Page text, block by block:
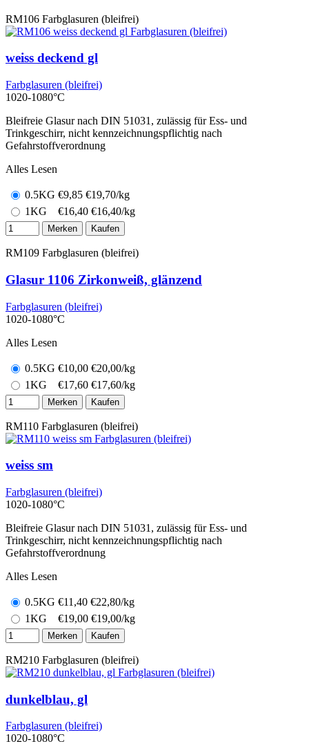
RM106 Farbglasuren (bleifrei)
weiss deckend gl
Farbglasuren (bleifrei)
1020-1080°C
Bleifreie Glasur nach DIN 51031, zulässig für Ess- und
Trinkgeschirr, nicht kennzeichnungspflichtig nach
Gefahrstoffverordnung
Alles Lesen
0.5KG €9,85 €19,70/kg
1KG
€16,40 €16,40/kg
Merken Kaufen
RM109 Farbglasuren (bleifrei)
Glasur 1106 Zirkonweiß, glänzend
Farbglasuren (bleifrei)
1020-1080°C
Alles Lesen
0.5KG €10,00 €20,00/kg
1KG
€17,60 €17,60/kg
Merken Kaufen
RM110 Farbglasuren (bleifrei)
weiss sm
Farbglasuren (bleifrei)
1020-1080°C
Bleifreie Glasur nach DIN 51031, zulässig für Ess- und
Trinkgeschirr, nicht kennzeichnungspflichtig nach
Gefahrstoffverordnung
Alles Lesen
0.5KG €11,40 €22,80/kg
1KG
€19,00 €19,00/kg
Merken Kaufen
RM210 Farbglasuren (bleifrei)
dunkelblau, gl
Farbglasuren (bleifrei)
1020-1080°C